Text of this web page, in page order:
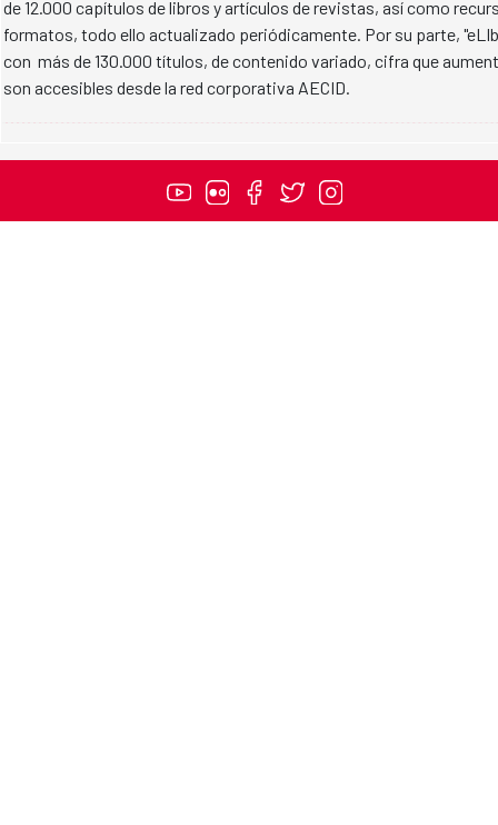
de 12.000 capítulos de libros y artículos de revistas, así como
formatos, todo ello actualizado periódicamente. Por su parte,
con más de 130.000 títulos, de contenido variado, cifra que
son accesibles desde la red corporativa AECID.